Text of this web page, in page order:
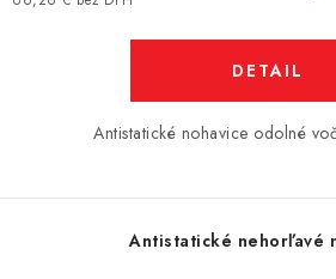
DETAIL
Antistatické nohavice odolné
Antistatické nehorľavé